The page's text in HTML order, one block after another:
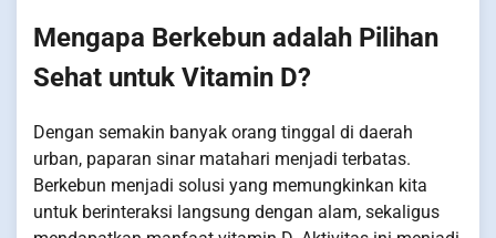
Mengapa Berkebun adalah Pilihan
Sehat untuk Vitamin D?
Dengan semakin banyak orang tinggal di daerah
urban, paparan sinar matahari menjadi terbatas.
Berkebun menjadi solusi yang memungkinkan kita
untuk berinteraksi langsung dengan alam, sekaligus